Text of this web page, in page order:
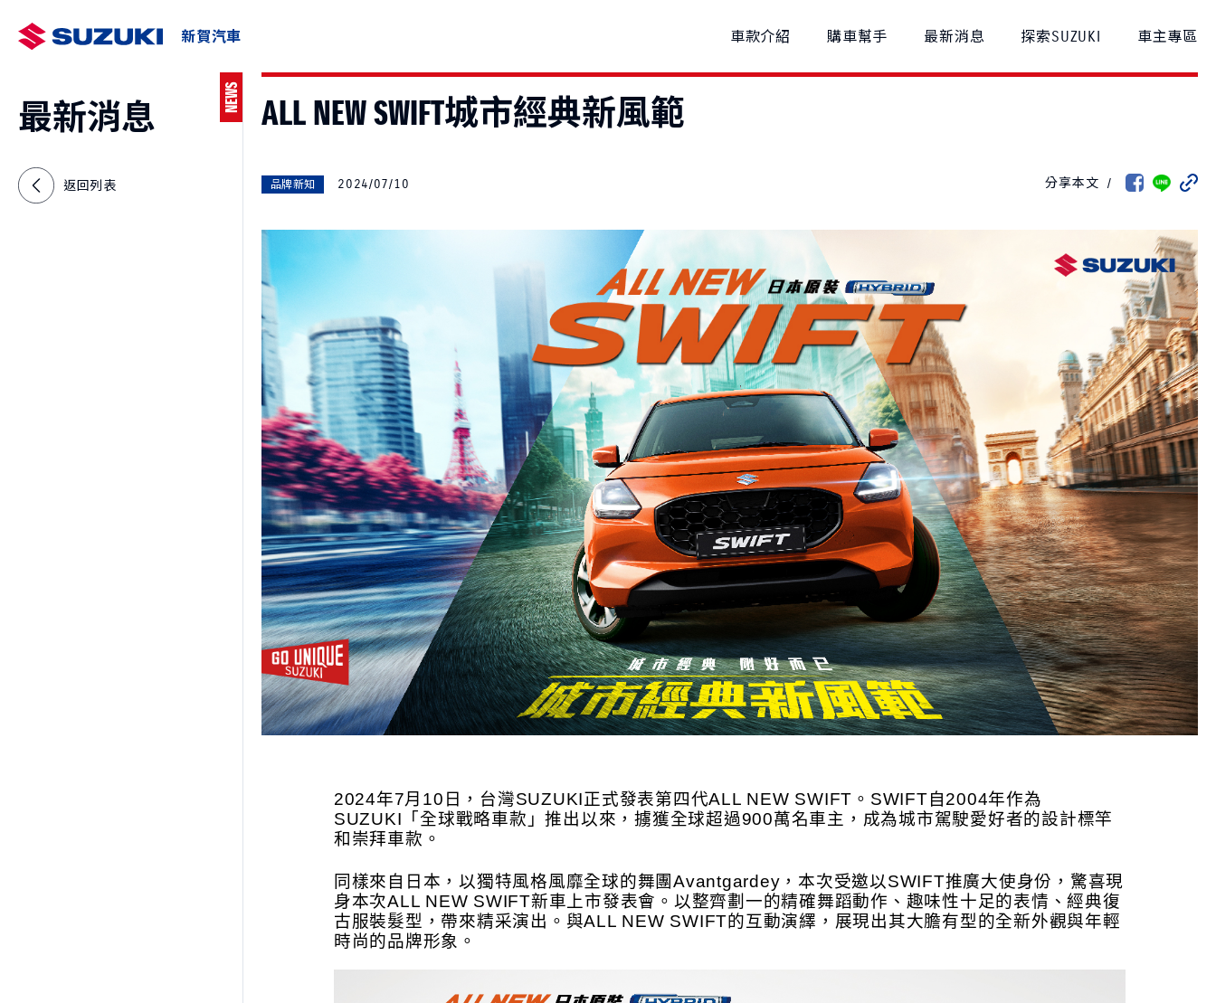
新賀汽車 車款介紹
e VITARA NT$849,000起 NT$980,000起
購車幫手 最新消息 探索SUZUKI 車主專區
最新消息 NEWS
返回列表 品牌新知 2024/07/10
ALL NEW SWIFT城市經典新風範
分享本文 /
2024年7月10日，台灣SUZUKI正式發表第四代ALL NEW SWIFT。SWIFT自2004年作為
SUZUKI「全球戰略車款」推出以來，擄獲全球超過900萬名車主，成為城市駕駛愛好者的設計標竿
和崇拜車款。
同樣來自日本，以獨特風格風靡全球的舞團Avantgardey，本次受邀以SWIFT推廣大使身份，驚喜現
身本次ALL NEW SWIFT新車上市發表會。以整齊劃一的精確舞蹈動作、趣味性十足的表情、經典復
古服裝髮型，帶來精采演出。與ALL NEW SWIFT的互動演繹，展現出其大膽有型的全新外觀與年輕
時尚的品牌形象。